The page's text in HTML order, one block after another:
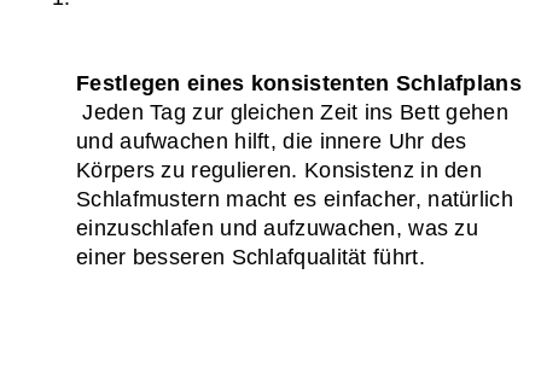
Festlegen eines konsistenten Schlafplans
Jeden Tag zur gleichen Zeit ins Bett gehen
und aufwachen hilft, die innere Uhr des
Körpers zu regulieren. Konsistenz in den
Schlafmustern macht es einfacher, natürlich
einzuschlafen und aufzuwachen, was zu
einer besseren Schlafqualität führt.